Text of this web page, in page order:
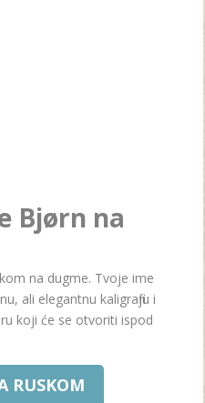
Bjørn na
na dugme. Tvoje ime
ali elegantnu kaligrafiju i
koji će se otvoriti ispod
RUSKOM